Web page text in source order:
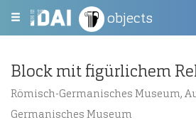
objects
Block mit figürlichem
Römisch-Germanisches Museum,
Germanisches Museum